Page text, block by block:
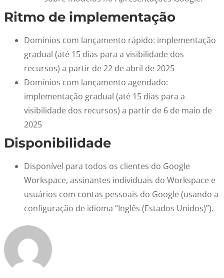
Ritmo de implementação
Domínios com lançamento rápido: implementação
gradual (até 15 dias para a visibilidade dos
recursos) a partir de 22 de abril de 2025
Domínios com lançamento agendado:
implementação gradual (até 15 dias para a
visibilidade dos recursos) a partir de 6 de maio de
2025
Disponibilidade
Disponível para todos os clientes do Google
Workspace, assinantes individuais do Workspace e
usuários com contas pessoais do Google (usando a
configuração de idioma “Inglês (Estados Unidos)”).